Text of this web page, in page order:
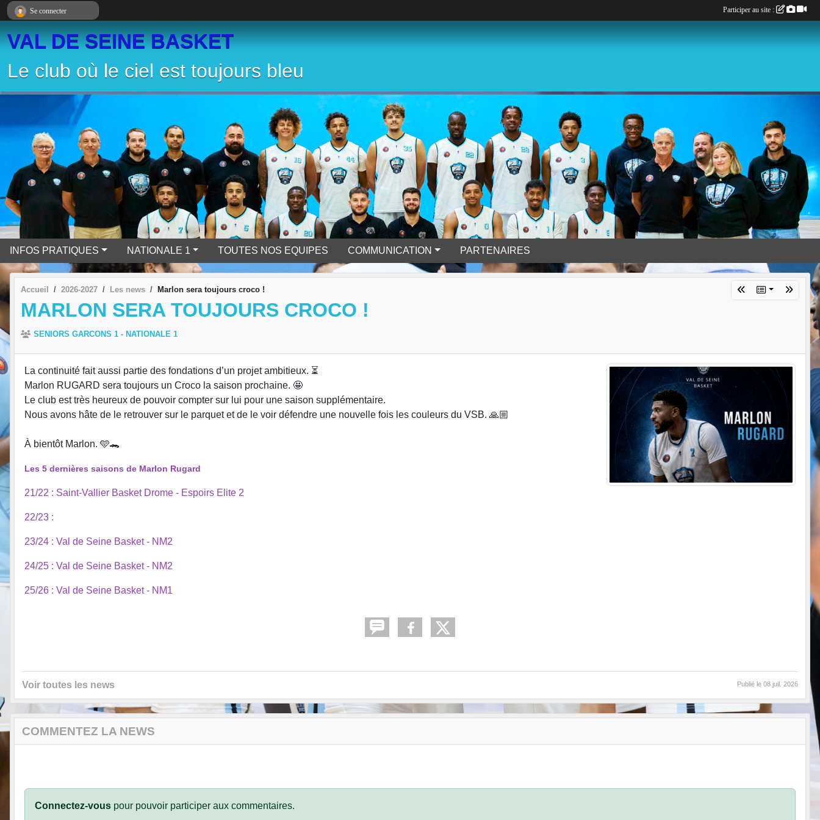
VAL DE SEINE BASKET
Le club où le ciel est toujours bleu
INFOS PRATIQUES NATIONALE 1 TOUTES NOS EQUIPES COMMUNICATION PARTENAIRES
Accueil 2026-2027 Les news Marlon sera toujours croco !
MARLON SERA TOUJOURS CROCO !
SENIORS GARCONS 1 - NATIONALE 1
La continuité fait aussi partie des fondations d’un projet ambitieux. ⏳
Marlon RUGARD sera toujours un Croco la saison prochaine. 🤩
Le club est très heureux de pouvoir compter sur lui pour une saison supplémentaire.
Nous avons hâte de le retrouver sur le parquet et de le voir défendre une nouvelle fois les couleurs du VSB. 🙏🏼
À bientôt Marlon. 🩵🐊
Les 5 dernières saisons de Marlon Rugard
21/22 : Saint-Vallier Basket Drome - Espoirs Elite 2
22/23 :
23/24 : Val de Seine Basket - NM2
24/25 : Val de Seine Basket - NM2
25/26 : Val de Seine Basket - NM1
Voir toutes les news Publié le 08 juil. 2026
COMMENTEZ LA NEWS
Connectez-vous pour pouvoir participer aux commentaires.
Se connecter Participer au site :
Panneau de gestion des cookies